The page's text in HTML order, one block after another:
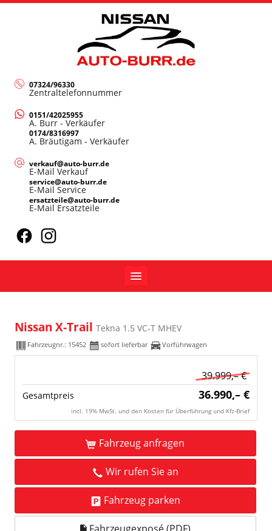
07324/96330
Zentraltelefonnummer
0151/42025955
A. Burr - Verkäufer
0174/8316997
A. Bräutigam - Verkäufer
verkauf@auto-burr.de
E-Mail Verkauf
service@auto-burr.de
E-Mail Service
ersatzteile@auto-burr.de
E-Mail Ersatzteile
Nissan X-Trail Tekna 1.5 VC-T MHEV
Fahrzeugnr.: 15452 sofort lieferbar Vorführwagen
39.999,– €
Gesamtpreis 36.990,– €
incl. 19% MwSt. und den Kosten für Überführung und Kfz-Brief
Fahrzeug anfragen
Wir rufen Sie an
Fahrzeug parken